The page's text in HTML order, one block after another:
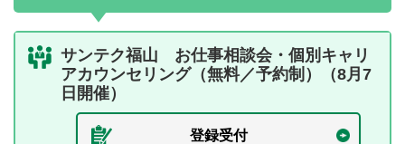
サンテク福山 お仕事相談会・個別キャリ
アカウンセリング（無料／予約制）（8月7
日開催）
登録受付